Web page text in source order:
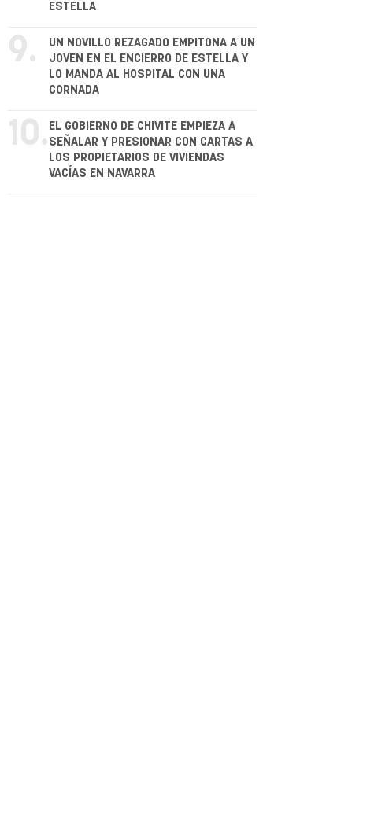
ESTELLA
9.
UN NOVILLO REZAGADO EMPITONA A UN
JOVEN EN EL ENCIERRO DE ESTELLA Y
LO MANDA AL HOSPITAL CON UNA
CORNADA
10. EL GOBIERNO DE CHIVITE EMPIEZA A
SEÑALAR Y PRESIONAR CON CARTAS A
LOS PROPIETARIOS DE VIVIENDAS
VACÍAS EN NAVARRA